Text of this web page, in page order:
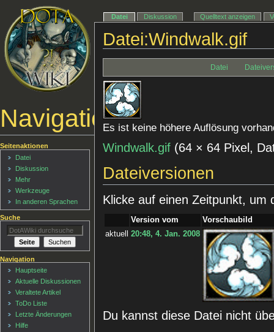
Datei:Windwalk.gif
Datei
Es ist keine höhere Auflösung
Windwalk.gif (64 × 64 Pixel,
Dateiversionen
Klicke auf einen Zeitpunkt, um
Version vom
Vorschaubild
aktuell
20:48, 4. Jan. 2008
Du kannst diese Datei nicht
Navigationsmenü
Datei Diskussion Quelltext anzeigen
Seitenaktionen
Datei
Diskussion
Mehr
Werkzeuge
In anderen Sprachen
Suche
Navigation
Hauptseite
Aktuelle Diskussionen
Veraltete Artikel
ToDo Liste
Letzte Änderungen
Hilfe